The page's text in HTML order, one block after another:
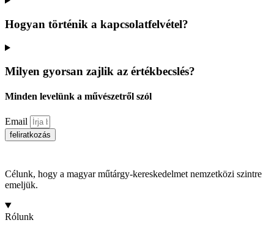
Hogyan történik a kapcsolatfelvétel?
Milyen gyorsan zajlik az értékbecslés?
Minden levelünk a művészetről szól
Email
feliratkozás
Célunk, hogy a magyar műtárgy-kereskedelmet nemzetközi szintre
emeljük.
Rólunk